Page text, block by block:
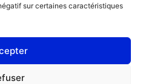
sur certaines caractéristiques